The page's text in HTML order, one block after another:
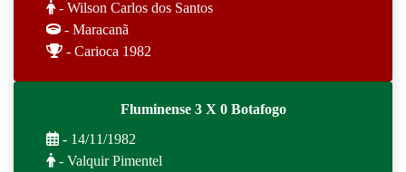
- Wilson Carlos dos Santos
- Maracanã
- Carioca 1982
Fluminense 3 X 0 Botafogo
- 14/11/1982
- Valquir Pimentel